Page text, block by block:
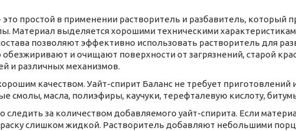
это простой в применении растворитель и разбавитель, который
Материал выделяется хорошими техническими
позволяют эффективно использовать растворитель для
и очищают поверхности от загрязнений, старой
и различных механизмов.
качеством. Уайт-спирит Баланс не требует
смолы, масла, полиэфиры, каучуки, терефталевую кислоту,
за количеством добавляемого уайт-спирита. Если
слишком жидкой. Растворитель добавляют небольшими